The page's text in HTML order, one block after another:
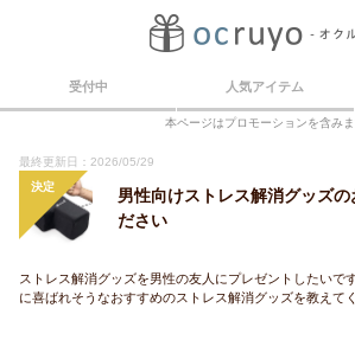
受付中 人気アイテム
本ページはプロモーションを含み
最終更新日：2026/05/29
決定
男性向けストレス解消グッズの
ださい
ストレス解消グッズを男性の友人にプレゼントしたいで
に喜ばれそうなおすすめのストレス解消グッズを教えて